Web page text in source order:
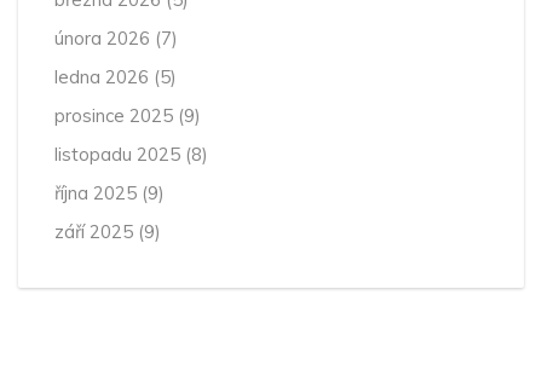
února 2026 (7)
ledna 2026 (5)
prosince 2025 (9)
listopadu 2025 (8)
října 2025 (9)
září 2025 (9)